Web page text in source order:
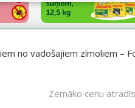
no vadošajiem zīmoliem –
Zemāko cenu